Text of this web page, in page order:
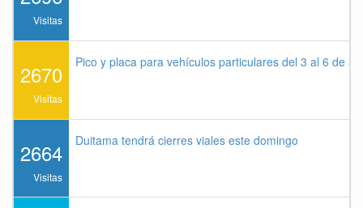
Visitas
2670
Visitas
Pico y placa para vehículos particulares del 3 al 6 de
2664
Visitas
Duitama tendrá cierres viales este domingo